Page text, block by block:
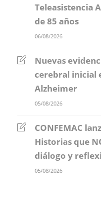
Teleasistencia
de 85 años
06/08/2026
Nuevas
cerebral inicial
Alzheimer
05/08/2026
CONFEMAC
Historias que
diálogo y
05/08/2026